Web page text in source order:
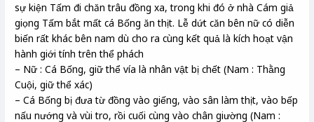
sự kiện Tấm đi chăn trâu đồng xa, trong khi đó ở nhà Cám giả
giọng Tấm bắt mất cá Bống ăn thịt. Lễ dứt căn bên nữ có diễn
biến rất khác bên nam dù cho ra cùng kết quả là kích hoạt vận
hành giới tính trên thể phách
– Nữ : Cá Bống, giữ thể vía là nhân vật bị chết (Nam : Thằng
Cuội, giữ thể xác)
– Cá Bống bị đưa từ đồng vào giếng, vào sân làm thịt, vào bếp
nấu nướng và vùi tro, rồi cuối cùng vào chân giường (Nam :